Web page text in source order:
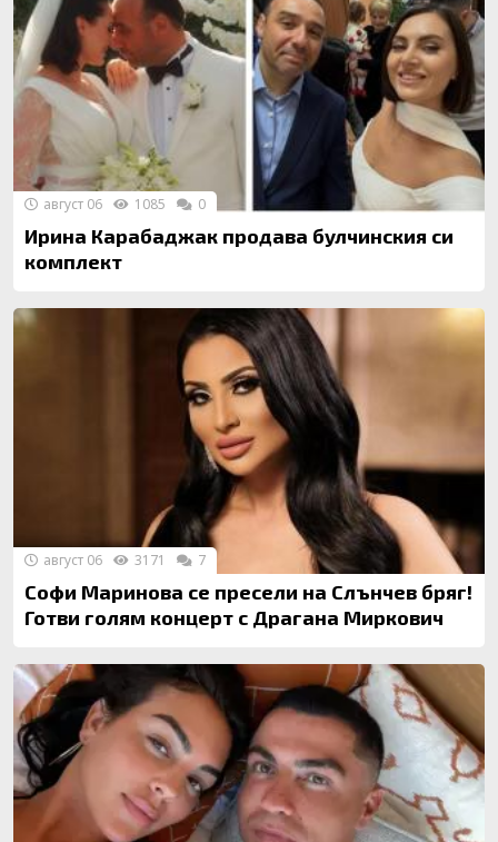
Ирина Карабаджак продава булчинския си
комплект
август 06 1085 0
Софи Маринова се пресели на Слънчев бряг!
Готви голям концерт с Драгана Миркович
август 06 3171 7